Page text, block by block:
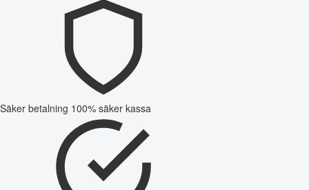
Säker betalning 100% säker kassa